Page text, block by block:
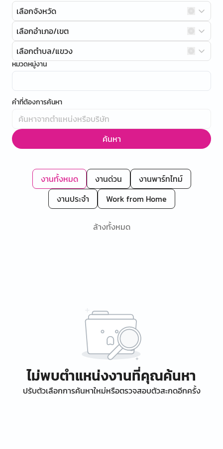
เลือกจังหวัด
เลือกอำเภอ/เขต
เลือกตำบล/แขวง
หมวดหมู่งาน
คำที่ต้องการค้นหา
ค้นหา
งานทั้งหมด งานด่วน
งานพาร์ทไทม์
งานประจำ
Work from Home
ล้างทั้งหมด
ไม่พบตำแหน่งงานที่คุณค้นหา
ปรับตัวเลือกการค้นหาใหม่หรือตรวจสอบตัวสะกดอีกครั้ง